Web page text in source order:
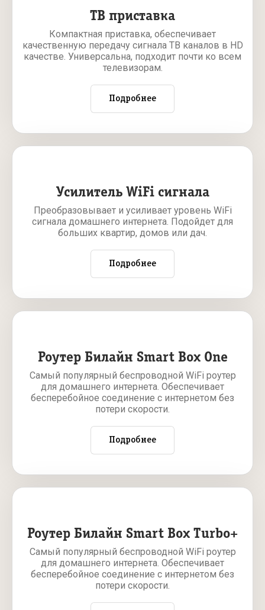
ТВ приставка
Компактная приставка, обеспечивает
качественную передачу сигнала ТВ каналов в HD
качестве. Универсальна, подходит почти ко всем
телевизорам.
Подробнее
Усилитель WiFi сигнала
Преобразовывает и усиливает уровень WiFi
сигнала домашнего интернета. Подойдет для
больших квартир, домов или дач.
Подробнее
Роутер Билайн Smart Box One
Самый популярный беспроводной WiFi роутер
для домашнего интернета. Обеспечивает
бесперебойное соединение с интернетом без
потери скорости.
Подробнее
Роутер Билайн Smart Box Turbo+
Самый популярный беспроводной WiFi роутер
для домашнего интернета. Обеспечивает
бесперебойное соединение с интернетом без
потери скорости.